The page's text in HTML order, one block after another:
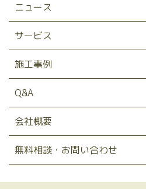
ニュース
サービス
施工事例
Q&A
会社概要
無料相談・お問い合わせ